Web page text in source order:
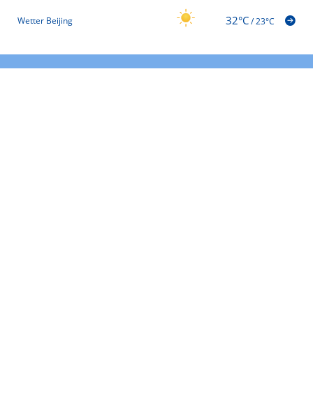
Wetter Beijing 32°C/23°C